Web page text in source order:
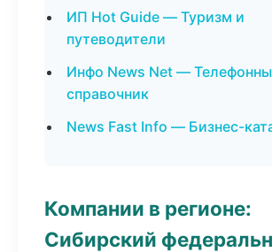
ИП Hot Guide — Туризм и
путеводители
Инфо News Net —
справочник
News Fast Info — Бизнес-
Компании в регионе:
Сибирский